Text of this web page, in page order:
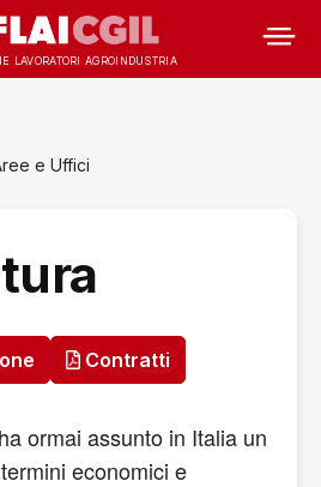
LAVORATORI AGROINDUSTRIA
e Uffici
Contratti
ormai assunto in Italia un
economici e